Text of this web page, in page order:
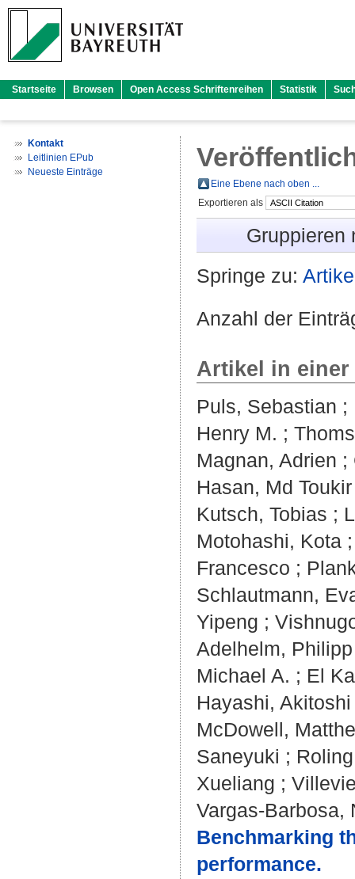
Startseite Browsen Open Access Schriftenreihen Statistik
Kontakt
Leitlinien EPub
Neueste Einträge
Eine Ebene nach oben ...
Exportieren als
Gruppieren
Springe zu:
Anzahl der
Artikel in
Puls, Sebastian ;
Henry M. ;
Magnan, Adrien ;
Hasan, Md Toukir
Kutsch, Tobias ;
Motohashi, Kota
Francesco ;
Schlautmann,
Yipeng ;
Adelhelm, Philipp
Michael A. ; El
Hayashi, Akitoshi
McDowell,
Saneyuki ;
Xueliang ;
Vargas-Barbosa,
Benchmarking
performance.